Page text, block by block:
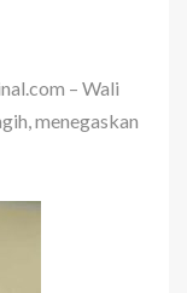
– Wali
menegaskan